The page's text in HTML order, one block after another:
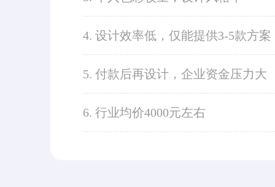
4. 设计效率低，仅能提供3-5款方案
5. 付款后再设计，企业资金压力大
6. 行业均价4000元左右